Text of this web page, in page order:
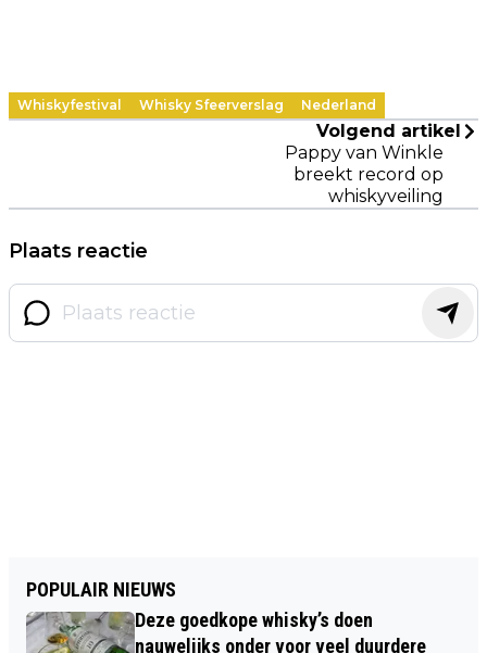
Whiskyfestival Whisky Sfeerverslag Nederland
Volgend artikel
Pappy van Winkle
breekt record op
whiskyveiling
Plaats reactie
POPULAIR NIEUWS
Deze goedkope whisky’s doen
nauwelijks onder voor veel duurdere